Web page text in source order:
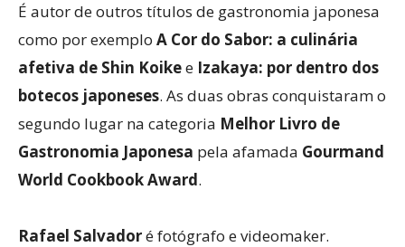
É autor de outros títulos de gastronomia japonesa
como por exemplo A Cor do Sabor: a culinária
afetiva de Shin Koikee Izakaya: por dentro dos
botecos japoneses. As duas obras conquistaram o
segundo lugar na categoria Melhor Livro de
Gastronomia Japonesa pela afamada Gourmand
World Cookbook Award.
Rafael Salvadoré fotógrafo e videomaker.